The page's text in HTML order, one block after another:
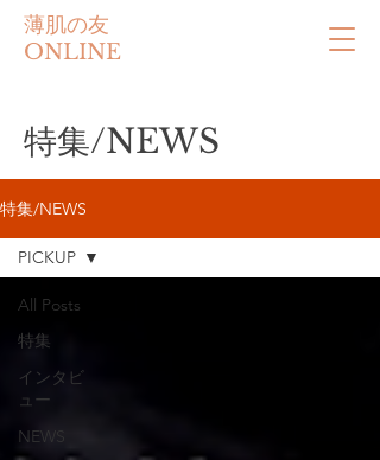
薄肌の友
ONLINE
特集/NEWS
特集/NEWS
All Posts
特集
インタビ
ュー
NEWS
PICKUP